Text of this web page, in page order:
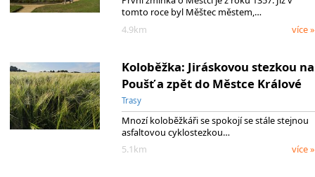
tomto roce byl Měštec městem,…
4.9km
více »
Koloběžka: Jiráskovou stezkou na
Poušť a zpět do Městce Králové
Trasy
Mnozí koloběžkáři se spokojí se stále stejnou
asfaltovou cyklostezkou…
5.1km
více »